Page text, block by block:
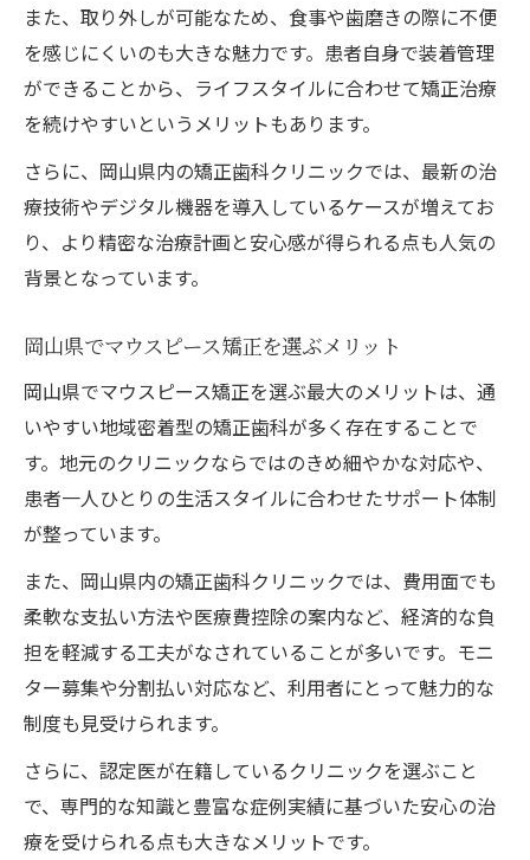
岡山の矯正歯科で認定医を見極める方法
認定医が行うマウスピース矯正の信頼性
認定医とカウンセリングで得られる安心感
岡山で信頼できるマウスピース矯正とは
口コミ評価で探る岡山県矯正のリアルな声
実際に岡山でマウスピース矯正を受けた声
評判の高いマウスピース矯正の特徴を紹介
口コミで分かるマウスピース矯正の満足度
マウスピース矯正体験者のリアルな意見
費用比較で分かるマウスピース矯正の選び方
マウスピース矯正費用の相場を岡山で比較
岡山で安いマウスピース矯正クリニックと
は
費用と効果で選ぶマウスピース矯正の基準
モニター募集を活用した費用節約法
分割払い可能なマウスピース矯正の探し方
ワイヤー矯正との違いを知り最適な方法へ
ワイヤー矯正とマウスピース矯正の違い
マウスピース矯正の特徴と適応ケース
岡山で主流の矯正治療法を比較
また、取り外しが可能なため、食事や歯磨きの際に不便
を感じにくいのも大きな魅力です。患者自身で装着管理
ができることから、ライフスタイルに合わせて矯正治療
を続けやすいというメリットもあります。
さらに、岡山県内の矯正歯科クリニックでは、最新の治
療技術やデジタル機器を導入しているケースが増えてお
り、より精密な治療計画と安心感が得られる点も人気の
背景となっています。
岡山県でマウスピース矯正を選ぶメリット
岡山県でマウスピース矯正を選ぶ最大のメリットは、通
いやすい地域密着型の矯正歯科が多く存在することで
す。地元のクリニックならではのきめ細やかな対応や、
患者一人ひとりの生活スタイルに合わせたサポート体制
が整っています。
また、岡山県内の矯正歯科クリニックでは、費用面でも
柔軟な支払い方法や医療費控除の案内など、経済的な負
担を軽減する工夫がなされていることが多いです。モニ
ター募集や分割払い対応など、利用者にとって魅力的な
制度も見受けられます。
さらに、認定医が在籍しているクリニックを選ぶこと
で、専門的な知識と豊富な症例実績に基づいた安心の治
療を受けられる点も大きなメリットです。